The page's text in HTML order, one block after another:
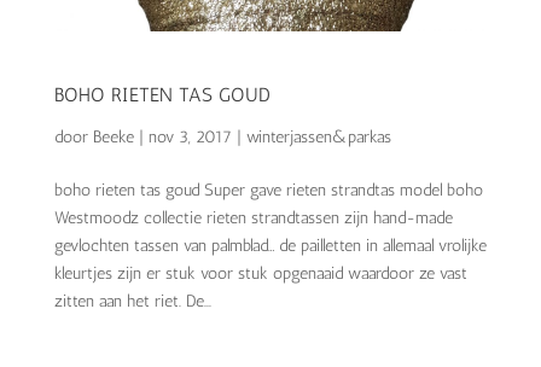
BOHO RIETEN TAS GOUD
door Beeke| nov 3, 2017 winterjassen&parkas
boho rieten tas goud Super gave rieten strandtas model boho
Westmoodz collectie rieten strandtassen zijn hand-made
gevlochten tassen van palmblad… de pailletten in allemaal vrolijke
kleurtjes zijn er stuk voor stuk opgenaaid waardoor ze vast
zitten aan het riet. De...